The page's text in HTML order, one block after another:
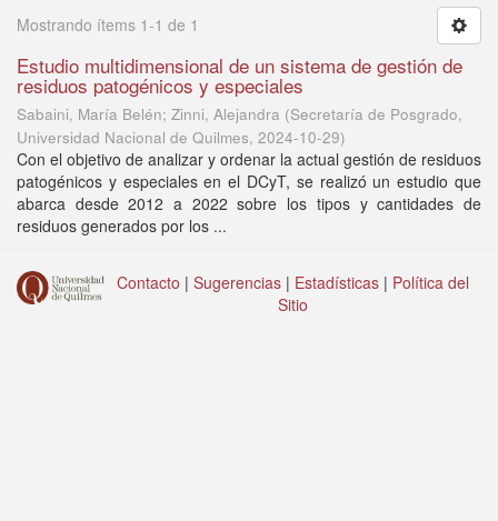
Mostrando ítems 1-1 de 1
Estudio multidimensional de un sistema de gestión de
residuos patogénicos y especiales
Sabaini, María Belén; Zinni, Alejandra (Secretaría de Posgrado,
Universidad Nacional de Quilmes, 2024-10-29)
Con el objetivo de analizar y ordenar la actual gestión de residuos
patogénicos y especiales en el DCyT, se realizó un estudio que
abarca desde 2012 a 2022 sobre los tipos y cantidades de
residuos generados por los ...
Contacto | Sugerencias | Estadísticas | Política del
Sitio